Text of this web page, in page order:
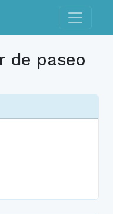
Toggle
de paseo